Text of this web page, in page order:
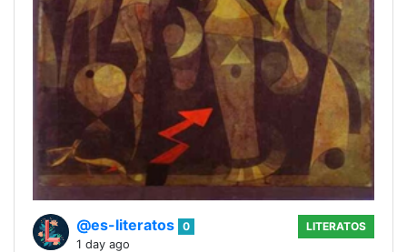
@es-literatos 0
1 day ago
LITERATOS